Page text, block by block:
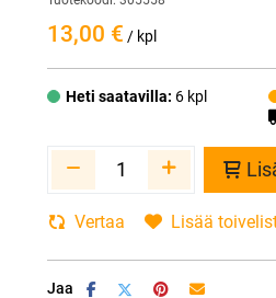
13,00 € / kpl
Heti saatavilla: 6 kpl
Vertaa Lisää
Jaa